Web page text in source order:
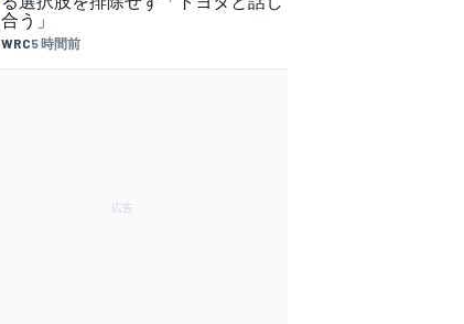
WRC5 時間前
合う」